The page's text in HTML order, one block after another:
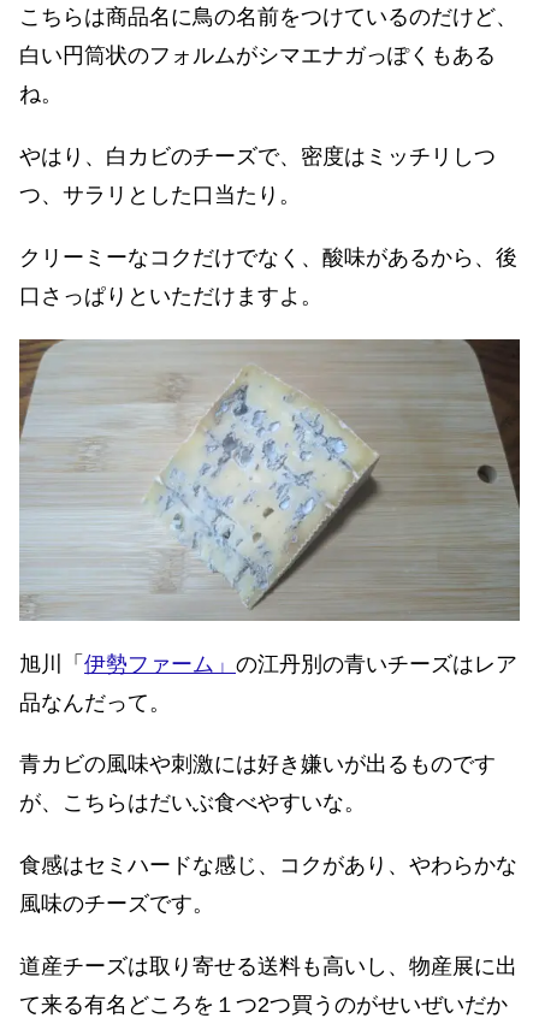
こちらは商品名に鳥の名前をつけているのだけど、
白い円筒状のフォルムがシマエナガっぽくもある
ね。
やはり、白カビのチーズで、密度はミッチリしつ
つ、サラリとした口当たり。
クリーミーなコクだけでなく、酸味があるから、後
口さっぱりといただけますよ。
旭川「 伊勢ファーム」 の江丹別の青いチーズはレア
品なんだって。
青カビの風味や刺激には好き嫌いが出るものです
が、こちらはだいぶ食べやすいな。
食感はセミハードな感じ、コクがあり、やわらかな
風味のチーズです。
道産チーズは取り寄せる送料も高いし、物産展に出
て来る有名どころを１つ2つ買うのがせいぜいだか